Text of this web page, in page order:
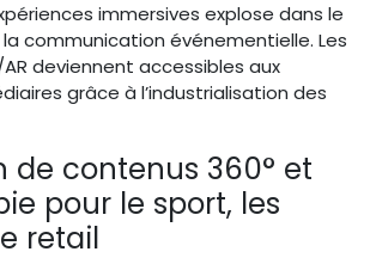
immersives explose dans le
communication événementielle. Les
deviennent accessibles aux
grâce à l’industrialisation des
de contenus 360° et
pour le sport, les
retail